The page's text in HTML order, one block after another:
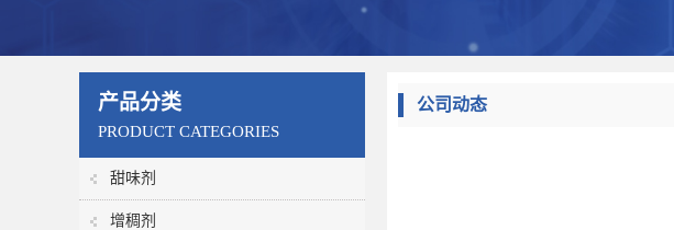
产品分类
PRODUCT CATEGORIES
甜味剂
增稠剂
公司动态